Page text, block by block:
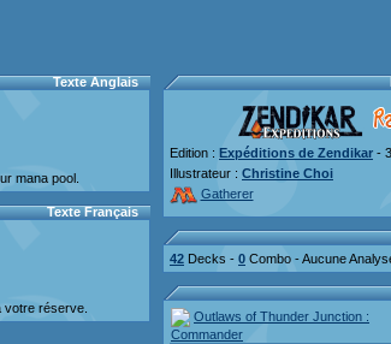
Texte Anglais
mana pool.
Texte Français
votre réserve.
Edition : Expéditions de Zendikar -
Illustrateur : Christine Choi
Gatherer
42 Decks - 0 Combo - Aucune
Outlaws of Thunder Junction :
Commander